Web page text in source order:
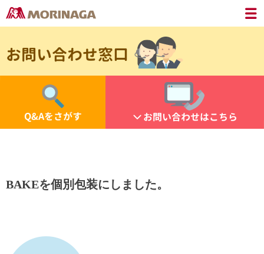
お問い合わせ窓口
Q&Aをさがす お問い合わせはこちら
BAKEを個別包装にしました。